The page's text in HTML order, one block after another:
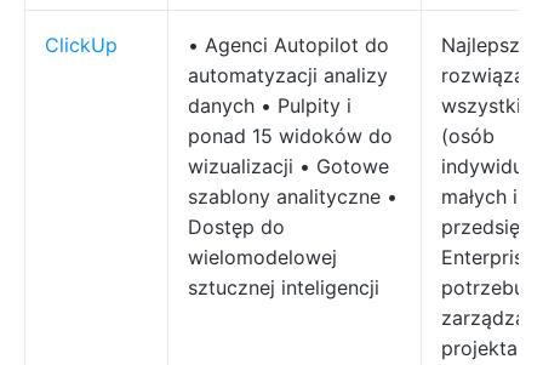
ClickUp
• Agenci Autopilot do
automatyzacji analizy
danych • Pulpity i
ponad 15 widoków do
wizualizacji • Gotowe
szablony analityczne •
Dostęp do
wielomodelowej
sztucznej inteligencji
Najlepsze
(osób
małych i
Enterprise)